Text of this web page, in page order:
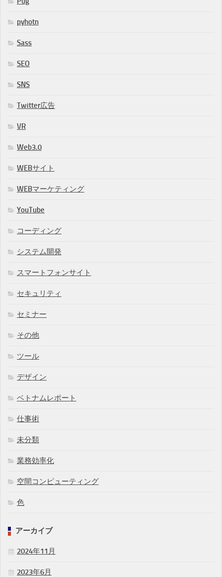
pyhotn
Sass
SEO
SNS
Twitter広告
VR
Web3.0
WEBサイト
WEBマーケティング
YouTube
コーディング
システム開発
スマートフォンサイト
セキュリティ
セミナー
その他
ツール
デザイン
ベトナムレポート
仕事術
未分類
業務効率化
空間コンピューティング
色
アーカイブ
2024年11月
2023年6月